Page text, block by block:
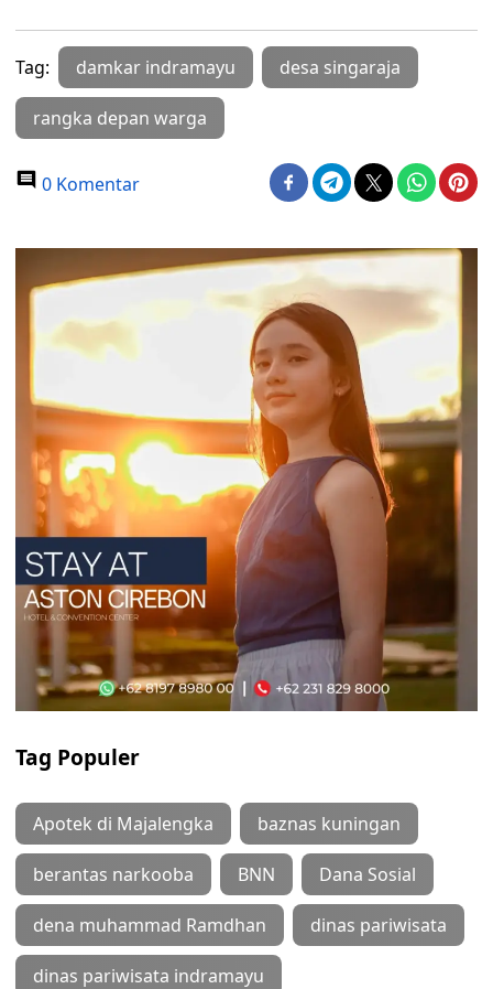
Tag: damkar indramayu desa singaraja
rangka depan warga
0 Komentar
Tag Populer
Apotek di Majalengka baznas kuningan
berantas narkooba BNN Dana Sosial
dena muhammad Ramdhan dinas pariwisata
dinas pariwisata indramayu